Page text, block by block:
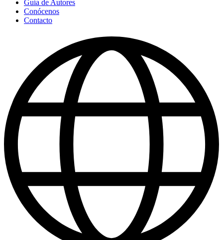
Guía de Autores
Conócenos
Contacto